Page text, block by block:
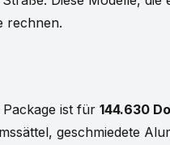
rechnen.
ist für 144.630
geschmiedete